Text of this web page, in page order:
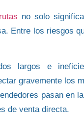
no solo
. Entre los riesgos
largos e
gravemente los
pasan en
de venta directa.